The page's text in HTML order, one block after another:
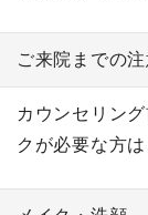
ご来院までの
カウンセリン
クが必要な方